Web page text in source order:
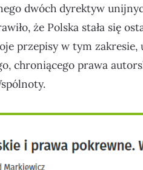
dwóch dyrektyw
że Polska stała się
przepisy w tym zakresie,
chroniącego prawa